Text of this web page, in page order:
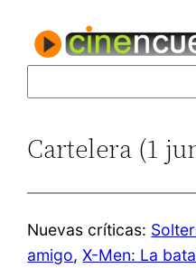
contenido
Cartelera (1
Nuevas críticas:
amigo,X-Men: La